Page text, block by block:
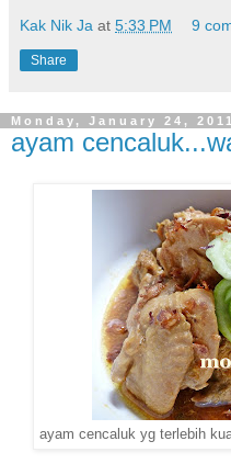
Kak Nik Ja at 5:33 PM 9
Share
Monday, January 24, 2011
ayam
ayam cencaluk yg terlebih